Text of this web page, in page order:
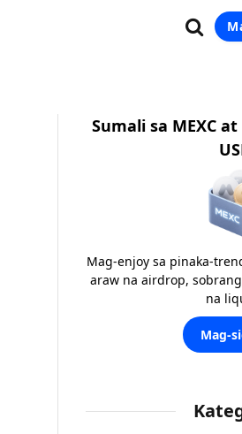
Sumali sa MEXC
Mag-enjoy sa pinaka-
araw na airdrop,
na
Mag-